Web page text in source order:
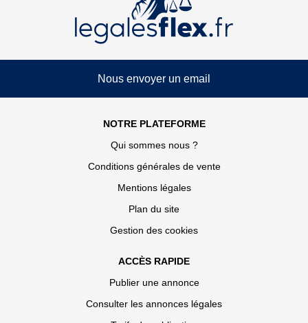
Nous envoyer un email
NOTRE PLATEFORME
Qui sommes nous ?
Conditions générales de vente
Mentions légales
Plan du site
Gestion des cookies
ACCÈS RAPIDE
Publier une annonce
Consulter les annonces légales